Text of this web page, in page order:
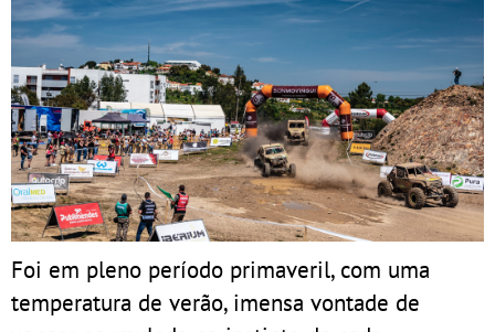
Foi em pleno período primaveril, com uma
temperatura de verão, imensa vontade de